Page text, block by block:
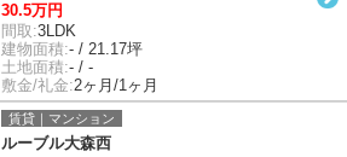
30.5万円
間取:3LDK
建物面積:- / 21.17坪
土地面積:- / -
敷金/礼金:2ヶ月/1ヶ月
賃貸｜マンション
ルーブル大森西